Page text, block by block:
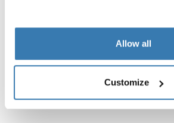
Allow all
Customize